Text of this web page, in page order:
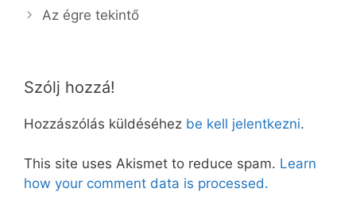
Az égre tekintő
Szólj hozzá!
Hozzászólás küldéséhez be kell jelentkezni.
This site uses Akismet to reduce spam. Learn
how your comment data is processed.